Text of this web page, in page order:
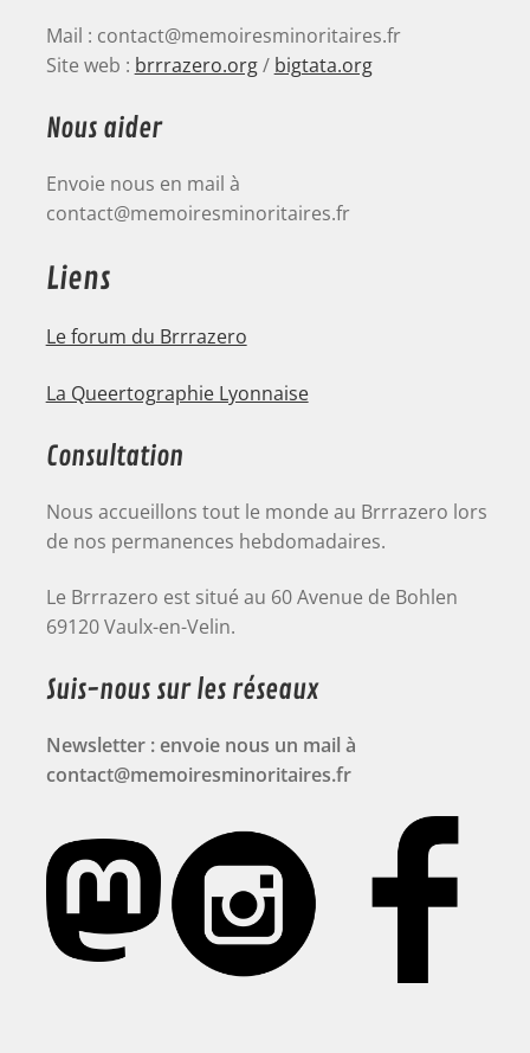
Mail : contact@memoiresminoritaires.fr
Site web : brrrazero.org/ bigtata.org
Nous aider
Envoie nous en mail à
contact@memoiresminoritaires.fr
Liens
Le forum du Brrrazero
La Queertographie Lyonnaise
Consultation
Nous accueillons tout le monde au Brrrazero lors
de nos permanences hebdomadaires.
Le Brrrazero est situé au 60 Avenue de Bohlen
69120 Vaulx-en-Velin.
Suis-nous sur les réseaux
Newsletter : envoie nous un mail à
contact@memoiresminoritaires.fr